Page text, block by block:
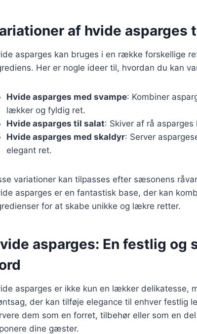
af hvide
asparges kan bruges i en række forskellige
Her er nogle ideer til, hvordan du kan
Hvide asparges med svampe: Kombiner
lækker og fyldig ret.
Hvide asparges til salat: Skiver af rå
Hvide asparges med skaldyr: Server
elegant ret.
variationer kan tilpasses efter sæsonens
asparges er en fantastisk base, der kan
for at skabe unikke og lækre retter.
asparges: En festlig
asparges er ikke kun en lækker delikatesse,
der kan tilføje elegance til enhver festlig
dem som en forret, tilbehør eller som en
dine gæster.